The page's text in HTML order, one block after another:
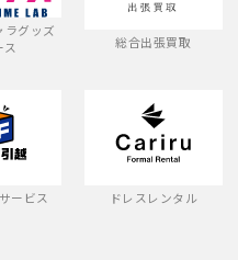
ラグッズ
ス
総合出張買取
ービス ドレスレンタル